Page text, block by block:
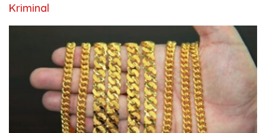
Kriminal